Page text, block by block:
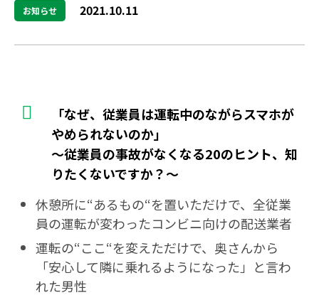
お知らせ 2021.10.11
「なぜ、従業員は運転中のながらスマホが
やめられないのか」
〜従業員の事故がなくなる20のヒント、知
りたくないですか？〜
休憩所に“あるもの“を置いただけで、全従業
員の運転が変わったコンビニ向けの配送業者
運転の“ここ“を変えただけで、奥さんから
「安心して隣に乗れるようになった」と言わ
れた男性